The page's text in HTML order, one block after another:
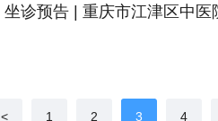
坐诊预告 | 重庆市江津区中医
< 1 2 3 4